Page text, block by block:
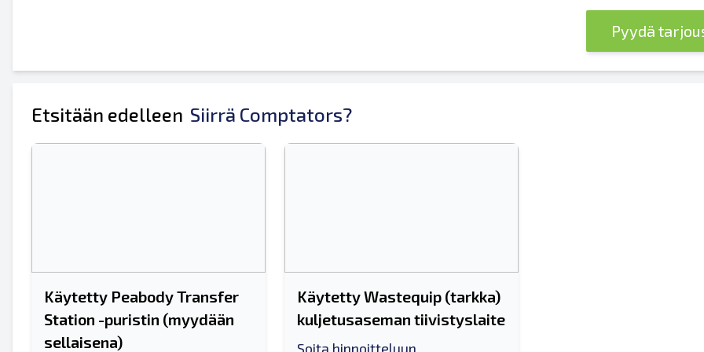
Pyydä
Etsitään edelleen Siirrä Comptators?
Käytetty Peabody Transfer
Station -puristin (myydään
sellaisena)
Käytetty Wastequip (tarkka)
kuljetusaseman tiivistyslaite
Soita hinnoitteluun